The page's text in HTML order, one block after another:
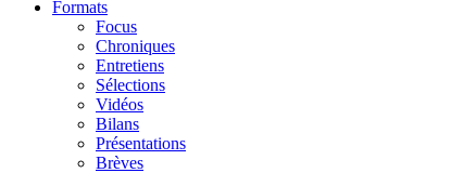
Formats
Focus
Chroniques
Entretiens
Sélections
Vidéos
Bilans
Présentations
Brèves